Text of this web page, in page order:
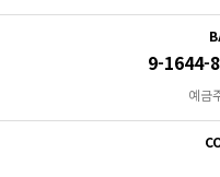
9-1644-
예금